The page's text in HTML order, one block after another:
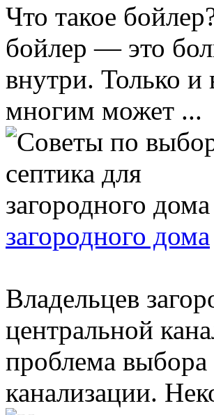
Что такое
бойлер — это
внутри. Только и
многим может ...
загородного дома
Владельцев
центральной
проблема
канализации.